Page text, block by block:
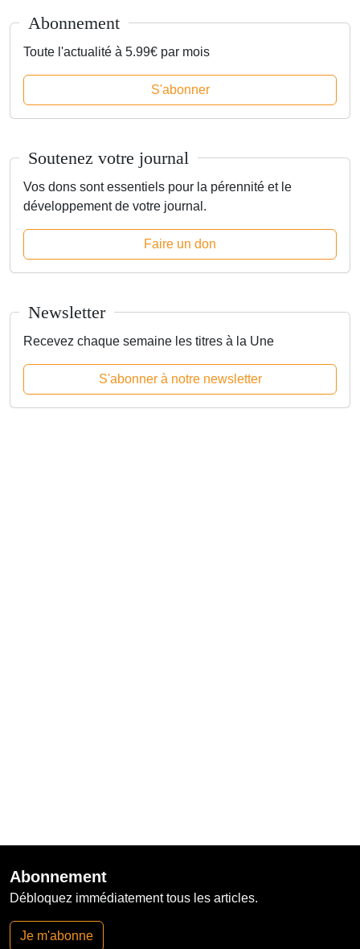
Abonnement
Toute l'actualité à 5.99€ par mois
S'abonner
Soutenez votre journal
Vos dons sont essentiels pour la pérennité et le
développement de votre journal.
Faire un don
Newsletter
Recevez chaque semaine les titres à la Une
S'abonner à notre newsletter
Abonnement
Débloquez immédiatement tous les articles.
Je m'abonne